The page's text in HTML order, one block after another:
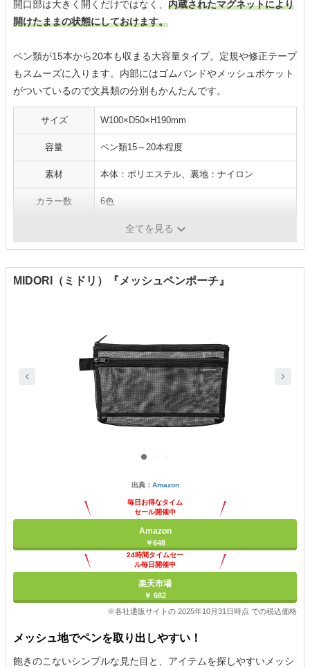
開口部は大きく開くだけではなく、 内蔵されたマグネットにより
開けたままの状態にしておけます。
ペン類が15本から20本も収まる大容量タイプ。定規や修正テープ
もスムーズに入ります。内部にはゴムバンドやメッシュポケット
がついているので文具類の分別もかんたんです。
サイズ W100×D50×H190mm
容量 ペン類15～20本程度
素材 本体：ポリエステル、裏地：ナイロン
カラー数 6色
自立式全てを見る
MIDORI（ミドリ）『メッシュペンポーチ』
出典： Amazon
毎日お得なタイム
セール開催中
Amazon
￥648
24時間タイムセー
ル毎日開催中
楽天市場
￥ 682
※各社通販サイトの 2025年10月31日時点 での税込価格
メッシュ地でペンを取り出しやすい！
飽きのこないシンプルな見た目と、アイテムを探しやすいメッシ